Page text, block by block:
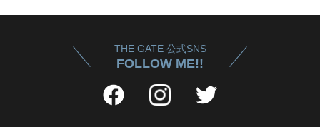
THE GATE 公式SNS
FOLLOW ME!!